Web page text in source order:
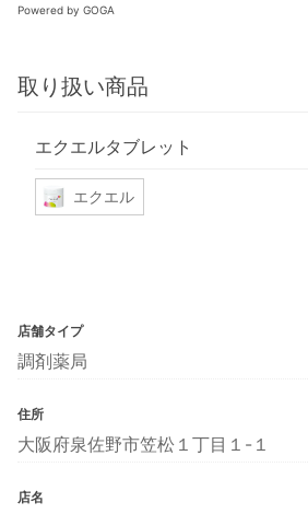
Powered by GOGA
取り扱い商品
エクエルタブレット
エクエル
店舗タイプ
調剤薬局
住所
大阪府泉佐野市笠松１丁目１-１
店名